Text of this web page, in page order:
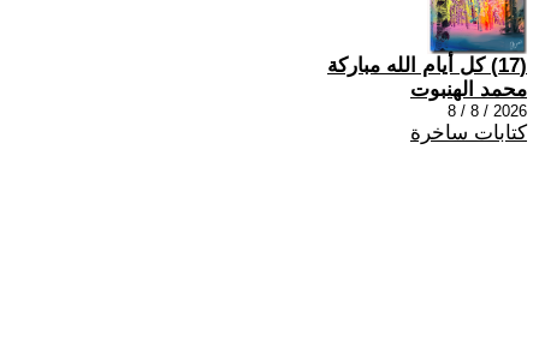
(17) كل أيام الله مباركة
محمد الهنبوت
2026 / 8 / 8
كتابات ساخرة